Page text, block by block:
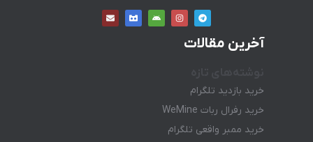
آخرین مقالات
خرید بازدید تلگرام
خرید رفرال ربات WeMine
خرید ممبر واقعی تلگرام